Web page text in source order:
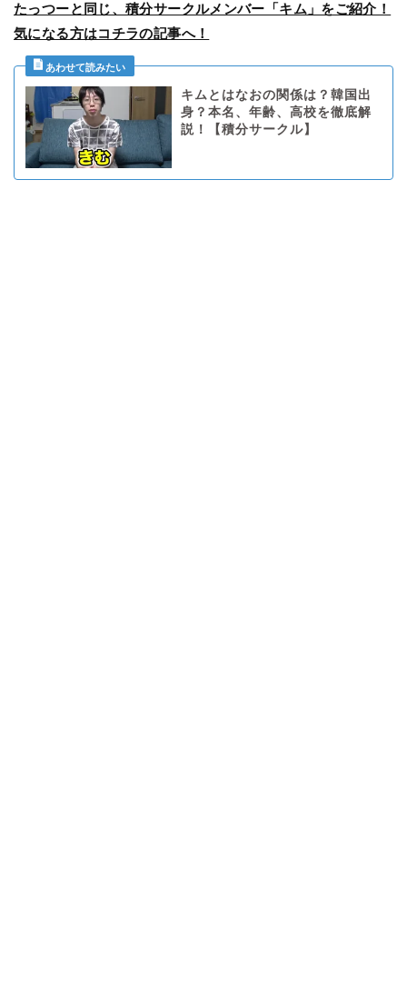
たっつーと同じ、積分サークルメンバー「キム」をご紹介！
気になる方はコチラの記事へ！
キムとはなおの関係は？韓国出
身？本名、年齢、高校を徹底解
説！【積分サークル】